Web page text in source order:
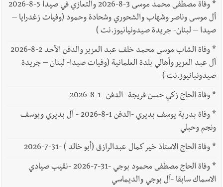
*
وفاة مصطفى محمد موسى 3-8-2026 والتعازي في صيدا 5-8-2026
آل موسى وناصر وشهاب والشحوري وشحادة وحمود (وفيات زغدرايا –
صيدا – لبنان- جريدة صيدونيانيوز.نت )
*
وفاة الشاب موسى محمد خلف عبد العزيز والدفن الأحد 2-8-2026
آل عبد العزيز وأهالي بلدة العلمانية (وفيات صيدا- لبنان – جريدة
صيدونيانيوز.نت )
*وفاة الحاج زكي حسن فريجة -الدفن -1-8-2026
*
وفاة بدرية يوسف بديري -الدفن 1-8-2026 - آل بديري ويوسف
ونجم وحبلي
*وفاة الحاج الاستاذ خير كمال عبدالرازق (أبو خالد ) -31-7-2026
*
وفاة الحاج مصطفى محمود بوجي -31-7-2026 -نقيب صيادي
الاسماك سابقا -آل بوجي والديماسي